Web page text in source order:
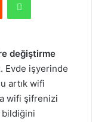
değiştirme
Evde işyerinde
artık wifi
wifi şifrenizi
bildiğini